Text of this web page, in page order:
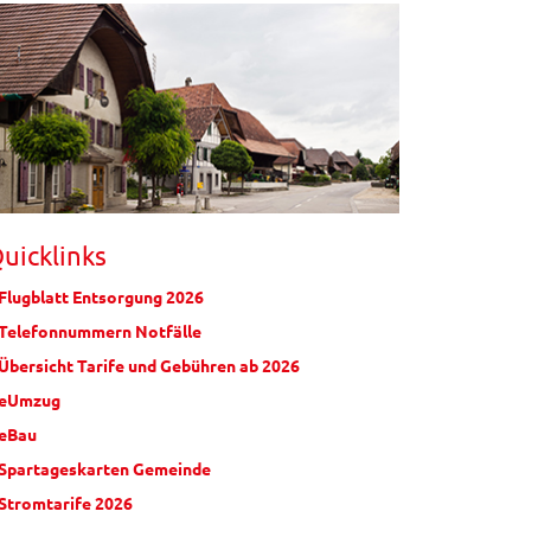
Entsorgung 2026
Notfälle
Tarife und Gebühren ab 2026
Gemeinde
2026